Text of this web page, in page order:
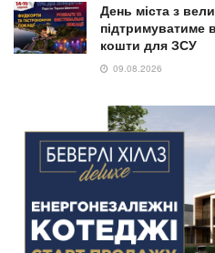
День міста з
підтримуватиме
кошти для ЗСУ
09.08.2026